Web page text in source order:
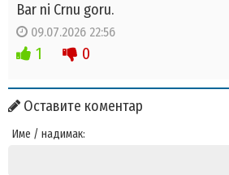
Bar ni Crnu goru.
09.07.2026 22:56
1 0
Оставите коментар
Име / надимак: